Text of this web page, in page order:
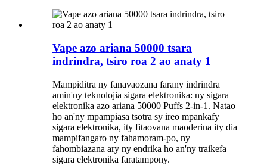
Vape azo ariana 50000 tsara
indrindra, tsiro roa 2 ao anaty 1
Mampiditra ny fanavaozana farany indrindra
amin'ny teknolojia sigara elektronika: ny sigara
elektronika azo ariana 50000 Puffs 2-in-1. Natao
ho an'ny mpampiasa tsotra sy ireo mpankafy
sigara elektronika, ity fitaovana maoderina ity dia
mampifangaro ny fahamoram-po, ny
fahombiazana ary ny endrika ho an'ny traikefa
sigara elektronika faratampony.